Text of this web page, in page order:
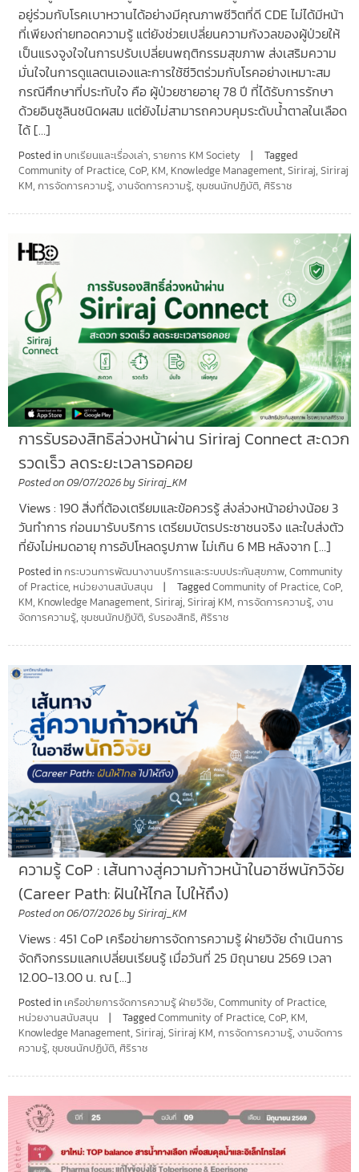
อยู่ร่วมกับโรคเบาหวานได้อย่างมีคุณภาพชีวิตที่ดี CDE ไม่ได้มีหน้า
ที่เพียงถ่ายทอดความรู้ แต่ยังช่วยเปลี่ยนความกังวลของผู้ป่วยให้
เป็นแรงจูงใจในการปรับเปลี่ยนพฤติกรรมสุขภาพ ส่งเสริมความ
มั่นใจในการดูแลตนเองและการใช้ชีวิตร่วมกับโรคอย่างเหมาะสม
กรณีศึกษาที่ประทับใจ คือ ผู้ป่วยชายอายุ 78 ปี ที่ได้รับการรักษา
ด้วยอินซูลินชนิดผสม แต่ยังไม่สามารถควบคุมระดับน้ำตาลในเลือด
ได้ […]
Posted in บทเรียนและเรื่องเล่า, รายการ KM Society
Tagged
Community of Practice, CoP, KM, Knowledge Management, Siriraj, Siriraj
KM, การจัดการความรู้, งานจัดการความรู้, ชุมชนนักปฏิบัติ, ศิริราช
การรับรองสิทธิล่วงหน้าผ่าน Siriraj Connect สะดวก
รวดเร็ว ลดระยะเวลารอคอย
Posted on09/07/2026by Siriraj_KM
Views : 190 สิ่งที่ต้องเตรียมและข้อควรรู้ ส่งล่วงหน้าอย่างน้อย 3
วันทำการ ก่อนมารับบริการ เตรียมบัตรประชาชนจริง และใบส่งตัว
ที่ยังไม่หมดอายุ การอัปโหลดรูปภาพ ไม่เกิน 6 MB หลังจาก […]
Posted inกระบวนการพัฒนางานบริการและระบบประกันสุขภาพ, Community
of Practice, หน่วยงานสนับสนุน TaggedCommunity of Practice, CoP,
KM, Knowledge Management, Siriraj, Siriraj KM, การจัดการความรู้, งาน
จัดการความรู้, ชุมชนนักปฏิบัติ, รับรองสิทธิ, ศิริราช
ความรู้ CoP : เส้นทางสู่ความก้าวหน้าในอาชีพนักวิจัย
(Career Path: ฝันให้ไกล ไปให้ถึง)
Posted on06/07/2026by Siriraj_KM
Views : 451 CoP เครือข่ายการจัดการความรู้ ฝ่ายวิจัย ดำเนินการ
จัดกิจกรรมแลกเปลี่ยนเรียนรู้ เมื่อวันที่ 25 มิถุนายน 2569 เวลา
12.00-13.00 น. ณ […]
Posted in เครือข่ายการจัดการความรู้ ฝ่ายวิจัย, Community of Practice,
หน่วยงานสนับสนุน
TaggedCommunity of Practice, CoP, KM,
Knowledge Management, Siriraj, Siriraj KM, การจัดการความรู้, งานจัดการ
ความรู้, ชุมชนนักปฏิบัติ, ศิริราช